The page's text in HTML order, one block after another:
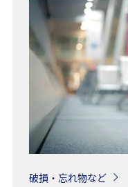
破損・忘れ物など